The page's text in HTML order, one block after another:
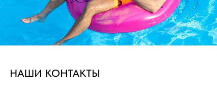
НАШИ КОНТАКТЫ